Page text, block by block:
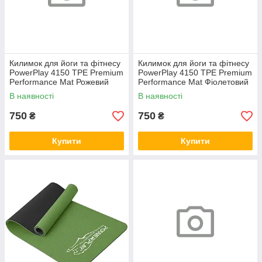
Килимок для йоги та фітнесу
PowerPlay 4150 TPE Premium
Performance Mat Рожевий
(183x61x0.6 см.)
В наявності
750 ₴
Купити
Килимок для йоги та фітнесу
PowerPlay 4150 TPE Premium
Performance Mat Фіолетовий
(183x61x0.6 см.)
В наявності
750 ₴
Купити